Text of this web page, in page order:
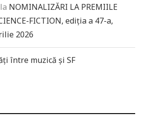
la NOMINALIZĂRI LA PREMIILE
FICTION, ediția a 47-a,
2026
între muzică și SF